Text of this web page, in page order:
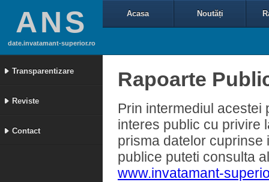
ANS
date.invatamant-superior.ro
Transparentizare
Reviste
Contact
Acasa Noutăți
Rapoarte
Prin intermediul
interes public cu privire
prisma datelor cuprinse
publice puteti consulta
www.invatamant-